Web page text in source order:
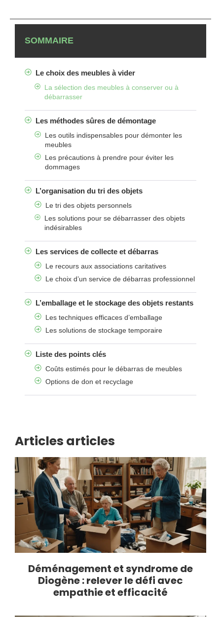
SOMMAIRE
Le choix des meubles à vider
La sélection des meubles à conserver ou à
débarrasser
Les méthodes sûres de démontage
Les outils indispensables pour démonter les
meubles
Les précautions à prendre pour éviter les
dommages
L’organisation du tri des objets
Le tri des objets personnels
Les solutions pour se débarrasser des objets
indésirables
Les services de collecte et débarras
Le recours aux associations caritatives
Le choix d’un service de débarras professionnel
L’emballage et le stockage des objets restants
Les techniques efficaces d’emballage
Les solutions de stockage temporaire
Liste des points clés
Coûts estimés pour le débarras de meubles
Options de don et recyclage
Articles articles
Déménagement et syndrome de
Diogène : relever le défi avec
empathie et efficacité